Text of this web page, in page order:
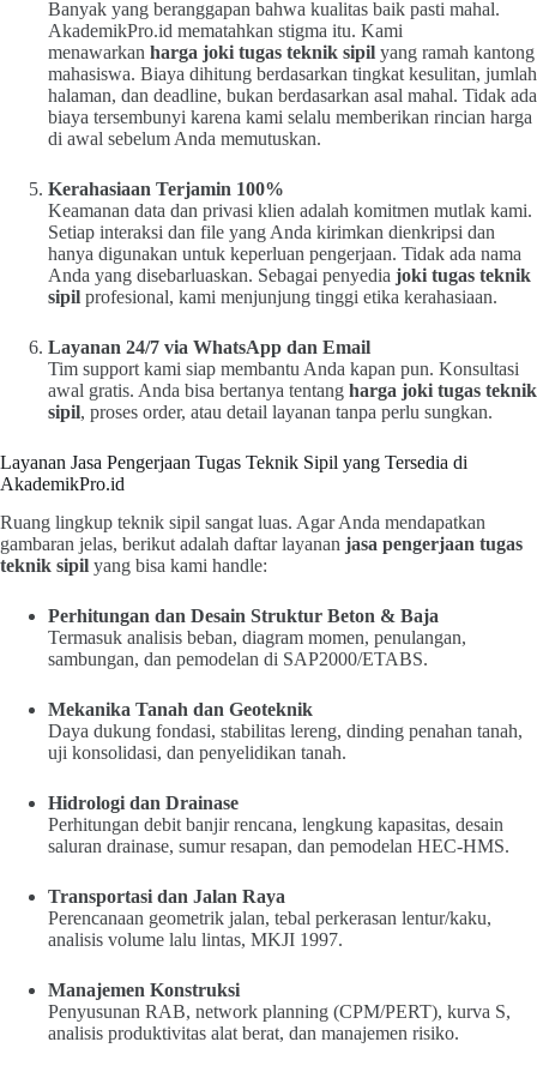
Banyak yang beranggapan bahwa kualitas baik pasti mahal.
AkademikPro.id mematahkan stigma itu. Kami
menawarkan harga joki tugas teknik sipil yang ramah kantong
mahasiswa. Biaya dihitung berdasarkan tingkat kesulitan, jumlah
halaman, dan deadline, bukan berdasarkan asal mahal. Tidak ada
biaya tersembunyi karena kami selalu memberikan rincian harga
di awal sebelum Anda memutuskan.
Kerahasiaan Terjamin 100%
Keamanan data dan privasi klien adalah komitmen mutlak kami.
Setiap interaksi dan file yang Anda kirimkan dienkripsi dan
hanya digunakan untuk keperluan pengerjaan. Tidak ada nama
Anda yang disebarluaskan. Sebagai penyedia joki tugas teknik
sipil profesional, kami menjunjung tinggi etika kerahasiaan.
Layanan 24/7 via WhatsApp dan Email
Tim support kami siap membantu Anda kapan pun. Konsultasi
awal gratis. Anda bisa bertanya tentang harga joki tugas teknik
sipil, proses order, atau detail layanan tanpa perlu sungkan.
Layanan Jasa Pengerjaan Tugas Teknik Sipil yang Tersedia di
AkademikPro.id
Ruang lingkup teknik sipil sangat luas. Agar Anda mendapatkan
gambaran jelas, berikut adalah daftar layanan jasa pengerjaan tugas
teknik sipil yang bisa kami handle:
Perhitungan dan Desain Struktur Beton & Baja
Termasuk analisis beban, diagram momen, penulangan,
sambungan, dan pemodelan di SAP2000/ETABS.
Mekanika Tanah dan Geoteknik
Daya dukung fondasi, stabilitas lereng, dinding penahan tanah,
uji konsolidasi, dan penyelidikan tanah.
Hidrologi dan Drainase
Perhitungan debit banjir rencana, lengkung kapasitas, desain
saluran drainase, sumur resapan, dan pemodelan HEC-HMS.
Transportasi dan Jalan Raya
Perencanaan geometrik jalan, tebal perkerasan lentur/kaku,
analisis volume lalu lintas, MKJI 1997.
Manajemen Konstruksi
Penyusunan RAB, network planning (CPM/PERT), kurva S,
analisis produktivitas alat berat, dan manajemen risiko.